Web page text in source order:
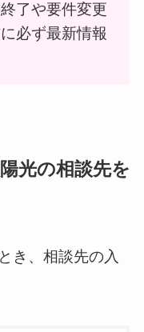
了や要件変更
必ず最新情報
光の相談先を
き、相談先の入